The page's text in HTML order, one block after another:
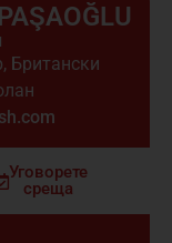
, Британски
Уговорете
среща